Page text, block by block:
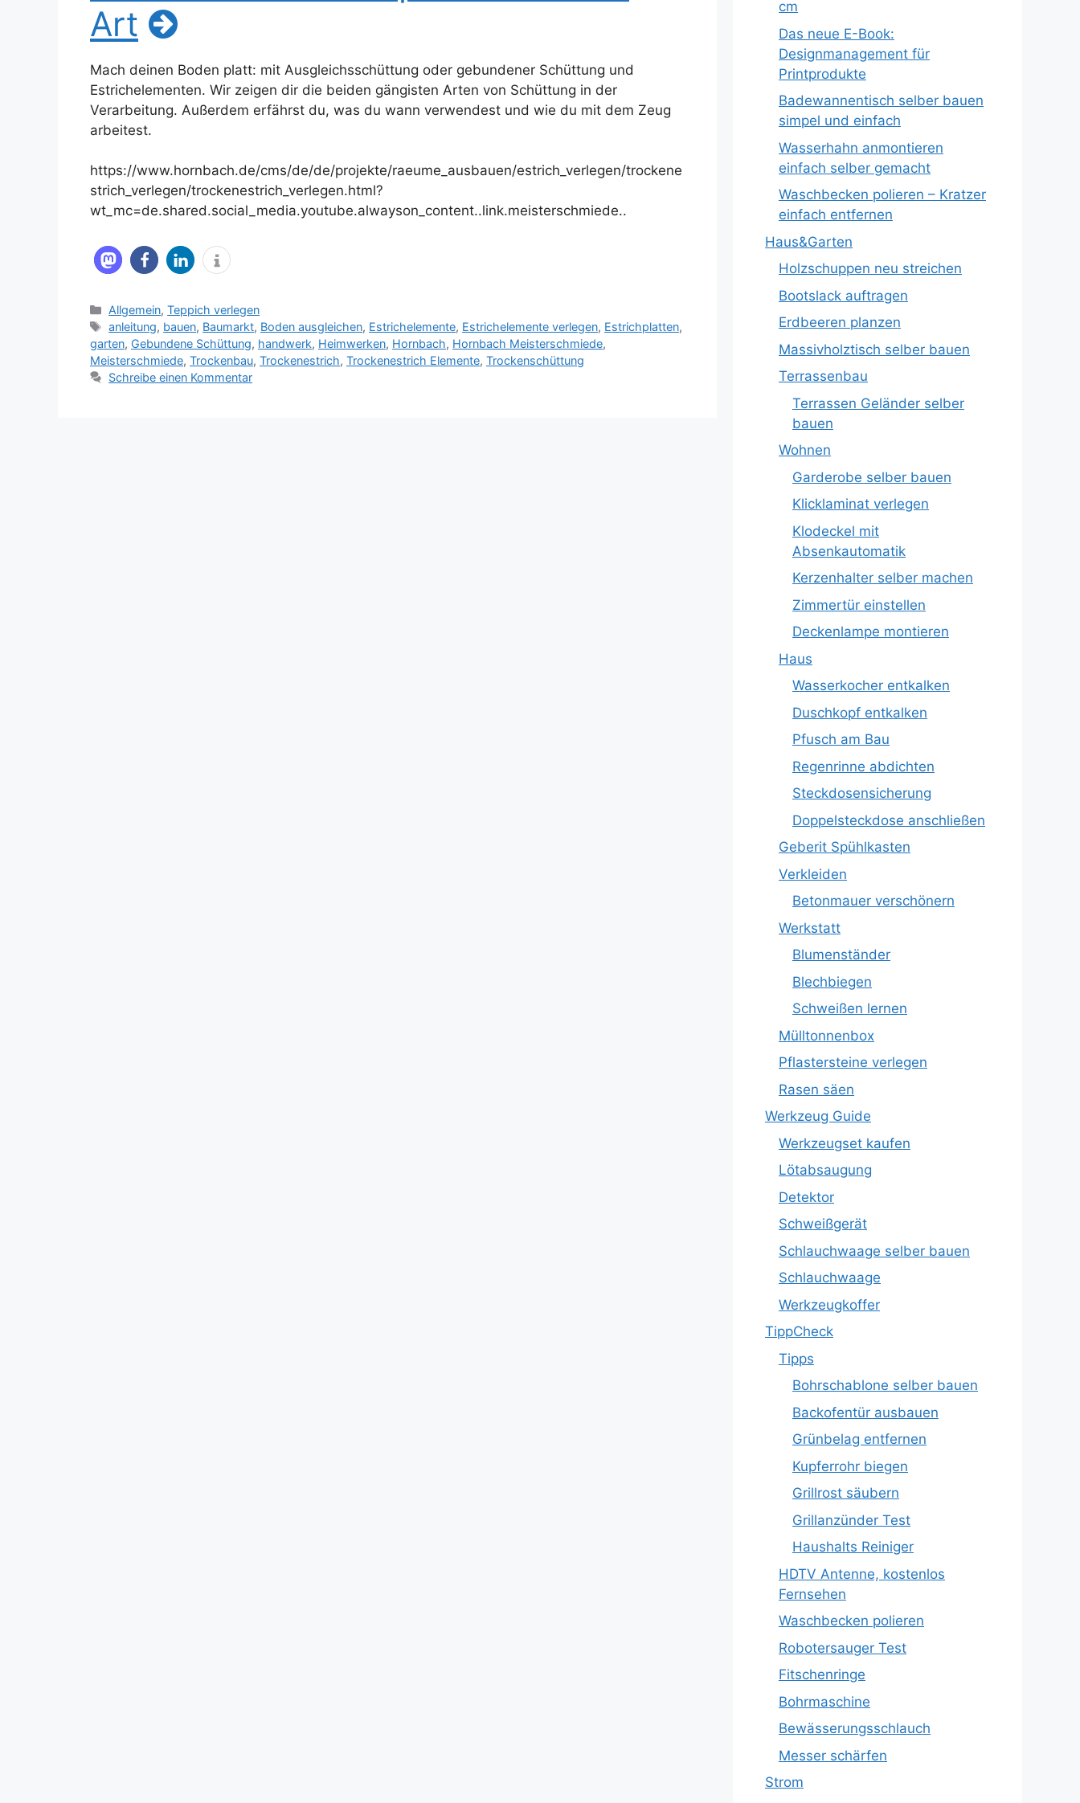
Art
Mach deinen Boden platt: mit Ausgleichsschüttung oder gebundener Schüttung und
Estrichelementen. Wir zeigen dir die beiden gängisten Arten von Schüttung in der
Verarbeitung. Außerdem erfährst du, was du wann verwendest und wie du mit dem Zeug
arbeitest.
https://www.hornbach.de/cms/de/de/projekte/raeume_ausbauen/estrich_verlegen/trockene
strich_verlegen/trockenestrich_verlegen.html?
wt_mc=de.shared.social_media.youtube.alwayson_content..link.meisterschmiede..
Kategorien
Allgemein,Teppich verlegen
Schlagwörter
anleitung, bauen, Baumarkt, Boden ausgleichen, Estrichelemente, Estrichelemente verlegen, Estrichplatten,
garten, Gebundene Schüttung, handwerk, Heimwerken, Hornbach, Hornbach Meisterschmiede,
Meisterschmiede, Trockenbau, Trockenestrich, Trockenestrich Elemente, Trockenschüttung
Schreibe einen Kommentar
cm
Das neue E-Book:
Designmanagement für
Printprodukte
Badewannentisch selber bauen
simpel und einfach
Wasserhahn anmontieren
einfach selber gemacht
Waschbecken polieren – Kratzer
einfach entfernen
Haus&Garten
Holzschuppen neu streichen
Bootslack auftragen
Erdbeeren planzen
Massivholztisch selber bauen
Terrassenbau
Terrassen Geländer selber
bauen
Wohnen
Garderobe selber bauen
Klicklaminat verlegen
Klodeckel mit
Absenkautomatik
Kerzenhalter selber machen
Zimmertür einstellen
Deckenlampe montieren
Haus
Wasserkocher entkalken
Duschkopf entkalken
Pfusch am Bau
Regenrinne abdichten
Steckdosensicherung
Doppelsteckdose anschließen
Geberit Spühlkasten
Verkleiden
Betonmauer verschönern
Werkstatt
Blumenständer
Blechbiegen
Schweißen lernen
Mülltonnenbox
Pflastersteine verlegen
Rasen säen
Werkzeug Guide
Werkzeugset kaufen
Lötabsaugung
Detektor
Schweißgerät
Schlauchwaage selber bauen
Schlauchwaage
Werkzeugkoffer
TippCheck
Tipps
Bohrschablone selber bauen
Backofentür ausbauen
Grünbelag entfernen
Kupferrohr biegen
Grillrost säubern
Grillanzünder Test
Haushalts Reiniger
HDTV Antenne, kostenlos
Fernsehen
Waschbecken polieren
Robotersauger Test
Fitschenringe
Bohrmaschine
Bewässerungsschlauch
Messer schärfen
Strom